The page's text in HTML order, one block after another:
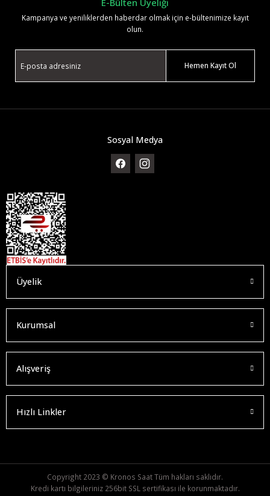
Kampanya ve yeniliklerden haberdar olmak için e-bültenimize kayıt
olun.
Hemen Kayıt Ol
Sosyal Medya
Üyelik
Kurumsal
Alışveriş
Hızlı Linkler
Copyright 2023 © Kronos Saat Tüm hakları saklıdır.
Kredi kartı bilgileriniz 256bit SSL sertifikası ile korunmaktadır.